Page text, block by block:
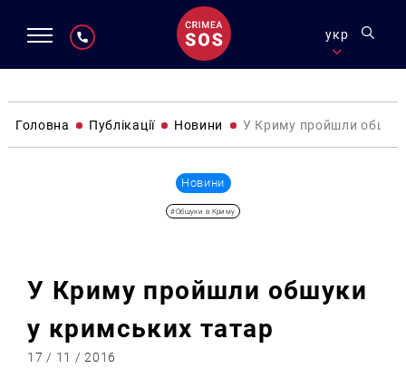
укр
Головна Публікації Новини У Криму пройшли
Новини
#Обшуки в Криму
У Криму пройшли обшуки
у кримських татар
17 / 11 / 2016